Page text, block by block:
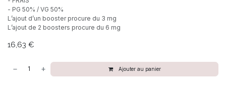
- PG 50% / VG 50%
L’ajout d’un booster procure du 3 mg
L’ajout de 2 boosters procure du 6 mg
16,63 €
Ajouter au panier